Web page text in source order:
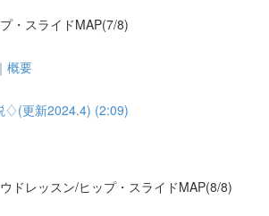
・スライドMAP(7/8)
概要
♢(更新2024.4) (2:09)
ドレッスン/ヒップ・スライドMAP(8/8)